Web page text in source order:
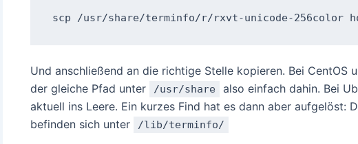
scp /usr/share/terminfo/r/rxvt-unicode-256color
Und anschließend an die richtige Stelle kopieren. Bei CentOS
der gleiche Pfad unter
/usr/share
also einfach dahin. Bei
aktuell ins Leere. Ein kurzes Find hat es dann aber aufgelöst:
befinden sich unter
/lib/terminfo/